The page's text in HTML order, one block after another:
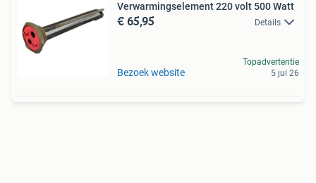
Verwarmingselement 220 volt 500 Watt
€ 65,95 Details
Bezoek website
Topadvertentie
5 jul 26